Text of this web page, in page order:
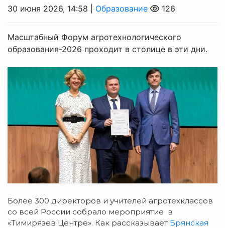
30 июня 2026, 14:58 | Образование 126
Масштабный Форум агротехнологического
образования-2026 проходит в столице в эти дни.
Более 300 директоров и учителей агротехклассов
со всей России собрало мероприятие в
«Тимирязев Центре». Как рассказывает Брянская